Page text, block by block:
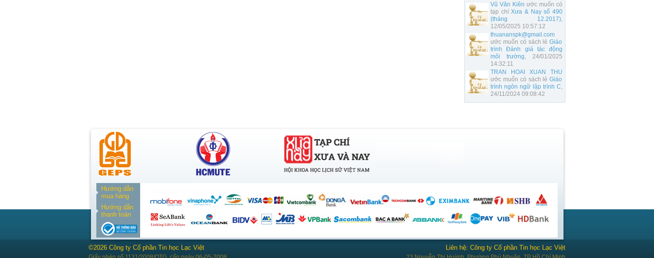
Vũ Văn Kiên ước muốn có
tạp chíXưa & Nay số 490
(tháng 12.2017),
12/05/2025 10:57:12
thuananspk@gmail.com
ước muốn có sách lẻGiáo
trình Đánh giá tác động
môi trường, 24/01/2025
14:32:11
TRAN HOAI XUAN THU
ước muốn có sách lẻGiáo
trình ngôn ngữ lập trình C,
24/11/2024 09:08:42
Hướng dẫn
mua hàng
Hướng dẫn
thanh toán
Liên hệ: Công ty Cổ phần Tin học Lạc Việt
©2026 Công ty Cổ phần Tin học Lạc Việt